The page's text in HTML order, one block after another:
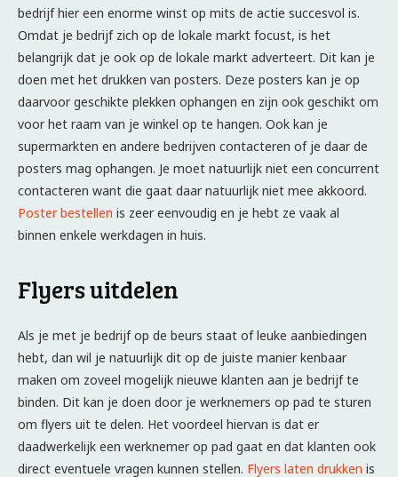
bedrijf hier een enorme winst op mits de actie succesvol is.
Omdat je bedrijf zich op de lokale markt focust, is het
belangrijk dat je ook op de lokale markt adverteert. Dit kan je
doen met het drukken van posters. Deze posters kan je op
daarvoor geschikte plekken ophangen en zijn ook geschikt om
voor het raam van je winkel op te hangen. Ook kan je
supermarkten en andere bedrijven contacteren of je daar de
posters mag ophangen. Je moet natuurlijk niet een concurrent
contacteren want die gaat daar natuurlijk niet mee akkoord.
Poster bestellen is zeer eenvoudig en je hebt ze vaak al
binnen enkele werkdagen in huis.
Flyers uitdelen
Als je met je bedrijf op de beurs staat of leuke aanbiedingen
hebt, dan wil je natuurlijk dit op de juiste manier kenbaar
maken om zoveel mogelijk nieuwe klanten aan je bedrijf te
binden. Dit kan je doen door je werknemers op pad te sturen
om flyers uit te delen. Het voordeel hiervan is dat er
daadwerkelijk een werknemer op pad gaat en dat klanten ook
direct eventuele vragen kunnen stellen. Flyers laten drukken is